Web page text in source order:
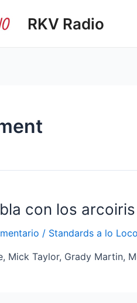
RKV Radio
con los arcoiris
/ Standards a lo Loco
Mick Taylor, Grady Martin,